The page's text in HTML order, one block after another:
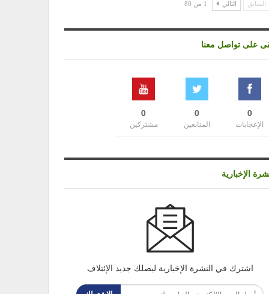
السابق التالي 1 من 80
على تواصل معنا
0
الإعجابات
0
المتابعين
0
مشتركين
الإخبارية
اشترك في النشرة الإخبارية ليصلك جديد الإئتلاف